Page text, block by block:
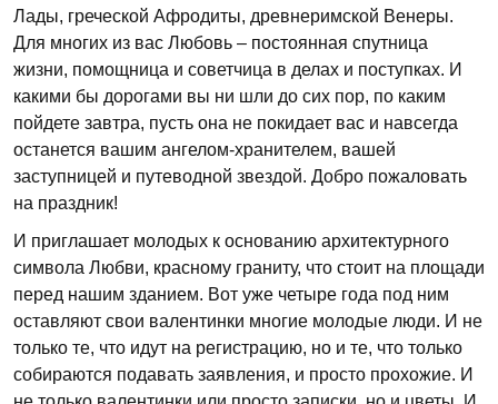
Лады, греческой Афродиты, древнеримской Венеры.
Для многих из вас Любовь – постоянная спутница
жизни, помощница и советчица в делах и поступках. И
какими бы дорогами вы ни шли до сих пор, по каким
пойдете завтра, пусть она не покидает вас и навсегда
останется вашим ангелом-хранителем, вашей
заступницей и путеводной звездой. Добро пожаловать
на праздник!
И приглашает молодых к основанию архитектурного
символа Любви, красному граниту, что стоит на площади
перед нашим зданием. Вот уже четыре года под ним
оставляют свои валентинки многие молодые люди. И не
только те, что идут на регистрацию, но и те, что только
собираются подавать заявления, и просто прохожие. И